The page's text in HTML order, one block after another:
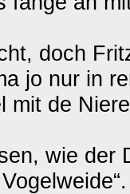
doch
jo nur in
mit de
wie der